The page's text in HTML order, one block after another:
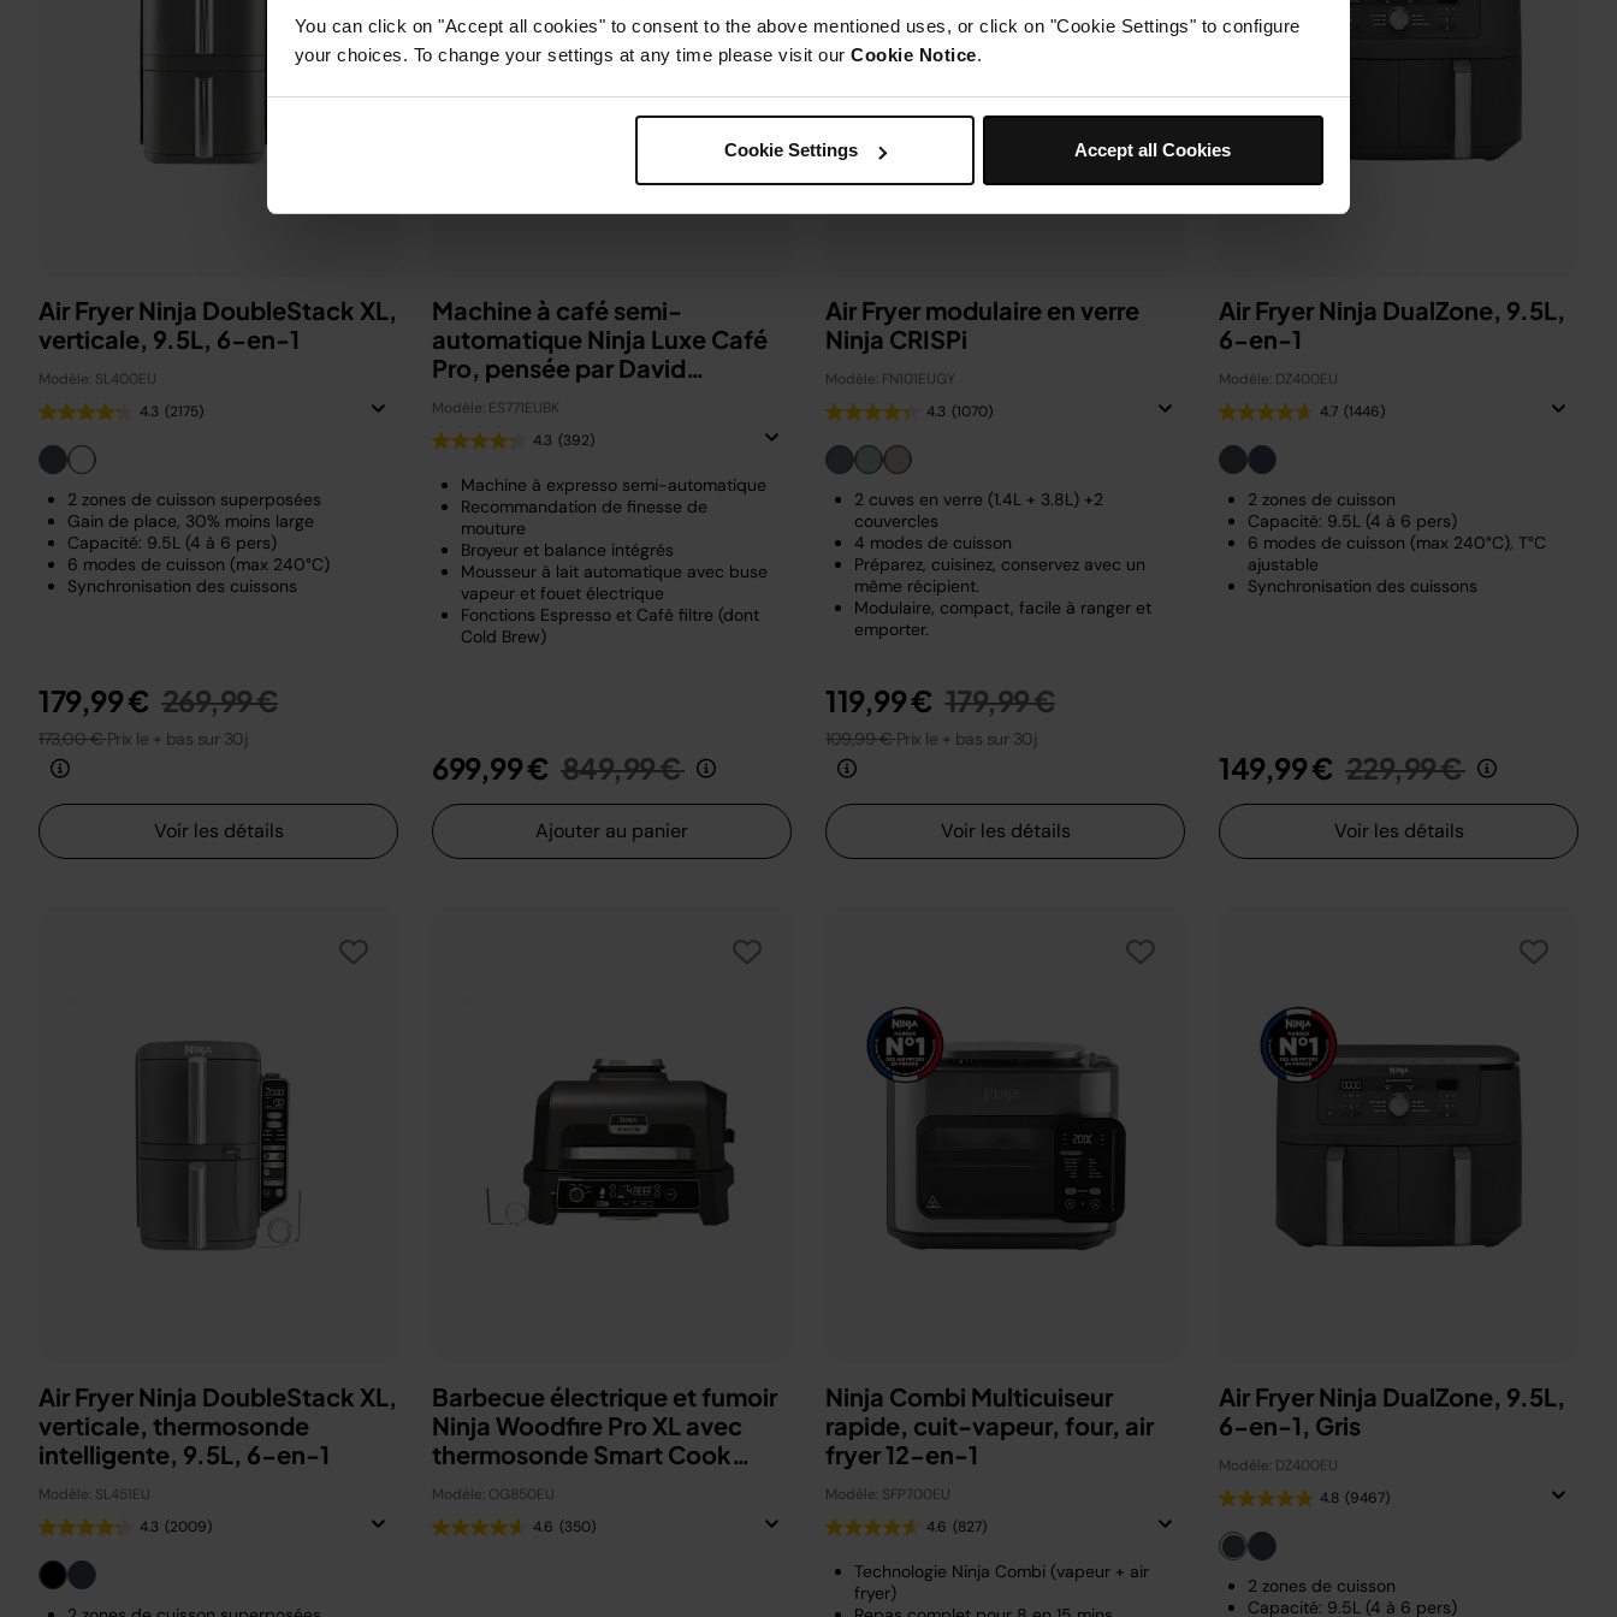
You can click on "Accept all cookies" to consent to the above mentioned uses, or click on "Cookie Settings" to configure
your choices. To change your settings at any time please visit our Cookie Notice.
Cookie Settings Accept all Cookies
Air Fryer Ninja DoubleStack XL,
verticale, 9.5L, 6-en-1
Modèle: SL400EU
4.3 (2175)
2 zones de cuisson superposées
Gain de place, 30% moins large
Capacité: 9.5L (4 à 6 pers)
6 modes de cuisson (max 240°C)
Synchronisation des cuissons
179,99 € Prix réduit de
269,99 €au
173,00 €Prix le + bas sur 30j
Voir les détails
Machine à café semi-
automatique Ninja Luxe Café
Pro, pensée par David
Beckham
Modèle: ES771EUBK
4.3 (392)
Machine à expresso semi-automatique
Recommandation de finesse de
mouture
Broyeur et balance intégrés
Mousseur à lait automatique avec buse
vapeur et fouet électrique
Fonctions Espresso et Café filtre (dont
Cold Brew)
699,99 € Prix réduit de
849,99 €au
Ajouter au panier
Air Fryer modulaire en verre
Ninja CRISPi
Modèle: FN101EUGY
4.3 (1070)
2 cuves en verre (1.4L + 3.8L) +2
couvercles
4 modes de cuisson
Préparez, cuisinez, conservez avec un
même récipient.
Modulaire, compact, facile à ranger et
emporter.
119,99 € Prix réduit de
179,99 €au
109,99 €Prix le + bas sur 30j
Voir les détails
Air Fryer Ninja DualZone, 9.5L,
6-en-1
Modèle: DZ400EU
4.7 (1446)
2 zones de cuisson
Capacité: 9.5L (4 à 6 pers)
6 modes de cuisson (max 240°C), T°C
ajustable
Synchronisation des cuissons
149,99 € Prix réduit de
229,99 €au
Voir les détails
Air Fryer Ninja DoubleStack XL,
verticale, thermosonde
intelligente, 9.5L, 6-en-1
Modèle: SL451EU
4.3 (2009)
Barbecue électrique et fumoir
Ninja Woodfire Pro XL avec
thermosonde Smart Cook
OG850EU
Modèle: OG850EU
4.6 (350)
Ninja Combi Multicuiseur
rapide, cuit-vapeur, four, air
fryer 12-en-1
Modèle: SFP700EU
4.6 (827)
Technologie Ninja Combi (vapeur + air
fryer)
Air Fryer Ninja DualZone, 9.5L,
6-en-1, Gris
Modèle: DZ400EU
4.8 (9467)
2 zones de cuisson
Capacité: 9.5L (4 à 6 pers)